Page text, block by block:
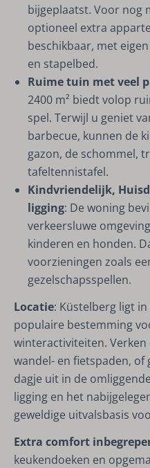
bijgeplaatst. Voor nog
optioneel extra
beschikbaar, met
en stapelbed.
Ruime tuin met veel
2400 m² biedt volop
spel. Terwijl u geniet
barbecue, kunnen de
gazon, de schommel,
tafeltennistafel.
Kindvriendelijk,
ligging: De woning
verkeersluwe
kinderen en honden.
voorzieningen zoals
gezelschapsspellen.
Locatie: Küstelberg ligt
populaire bestemming
winteractiviteiten. Verken
wandel- en fietspaden,
dagje uit in de
ligging en het
geweldige uitvalsbasis
Extra comfort
keukendoeken en